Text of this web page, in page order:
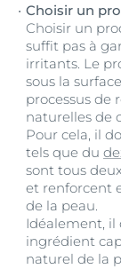
Choisir un
Choisir un
suffit pas à
irritants. Le
sous la
processus de
naturelles de
Pour cela, il
tels que du
sont tous
et renforcent
de la peau.
Idéalement,
ingrédient
naturel de la